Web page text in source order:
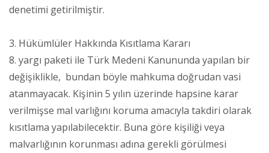
denetimi getirilmiştir.
3. Hükümlüler Hakkında Kısıtlama Kararı
8. yargı paketi ile Türk Medeni Kanununda yapılan bir
değişiklikle, bundan böyle mahkuma doğrudan vasi
atanmayacak. Kişinin 5 yılın üzerinde hapsine karar
verilmişse mal varlığını koruma amacıyla takdiri olarak
kısıtlama yapılabilecektir. Buna göre kişiliği veya
malvarlığının korunması adına gerekli görülmesi